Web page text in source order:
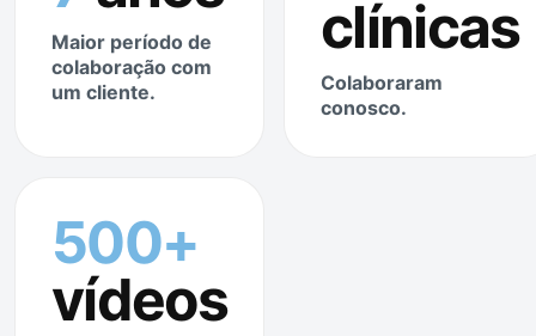
Maior período de
colaboração com
um cliente.
clínicas
Colaboraram
conosco.
500+
vídeos